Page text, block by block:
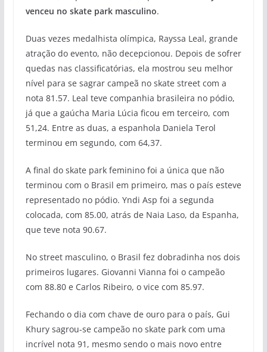
venceu no skate park masculino.
Duas vezes medalhista olímpica, Rayssa Leal, grande
atração do evento, não decepcionou. Depois de sofrer
quedas nas classificatórias, ela mostrou seu melhor
nível para se sagrar campeã no skate street com a
nota 81.57. Leal teve companhia brasileira no pódio,
já que a gaúcha Maria Lúcia ficou em terceiro, com
51,24. Entre as duas, a espanhola Daniela Terol
terminou em segundo, com 64,37.
A final do skate park feminino foi a única que não
terminou com o Brasil em primeiro, mas o país esteve
representado no pódio. Yndi Asp foi a segunda
colocada, com 85.00, atrás de Naia Laso, da Espanha,
que teve nota 90.67.
No street masculino, o Brasil fez dobradinha nos dois
primeiros lugares. Giovanni Vianna foi o campeão
com 88.80 e Carlos Ribeiro, o vice com 85.97.
Fechando o dia com chave de ouro para o país, Gui
Khury sagrou-se campeão no skate park com uma
incrível nota 91, mesmo sendo o mais novo entre